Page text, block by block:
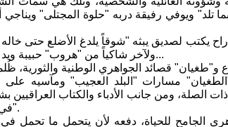
تلد" ويوفي رفيقة دربه "حلوة المجتلى" ويناجي
ولآخر شاكياً من "هروب" حبيبة ويدعوه "هلم أصلح.."، ولرابع وخامس يناشدهما لكي "يتوسطا" له في تغيير شقته ببراغ...
و"طغيان" قصائد الجواهري الوطنية والثورية،
مسارات "البلد العجيب" ومآسيه على
ذات الصلة، ومن جانب الأدباء والكتاب
في "حبه المميت للحياة" بقساوتها ومباهجها، كما يقول في نونيته الشهيرة "دجلة الخير".